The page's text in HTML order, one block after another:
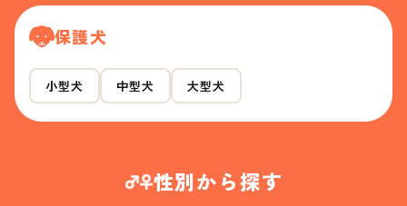
保護犬
小型犬 中型犬 大型犬
性別から探す